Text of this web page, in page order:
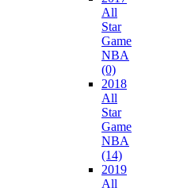
All
Star
Game
NBA
(0)
2018
All
Star
Game
NBA
(14)
2019
All